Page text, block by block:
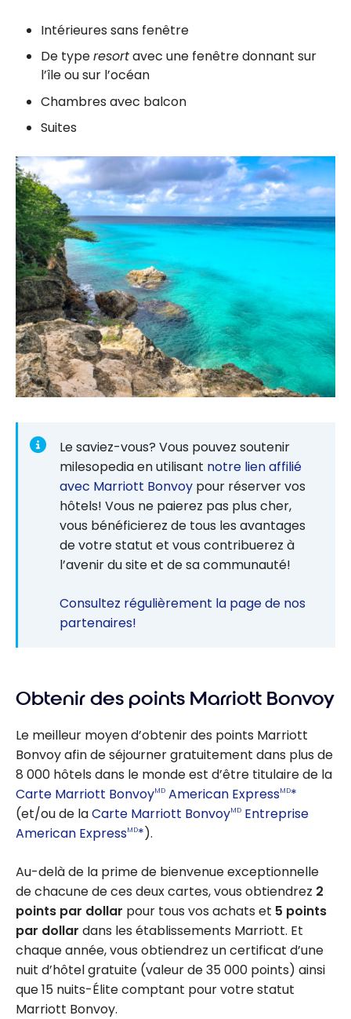
Intérieures sans fenêtre
De typeresortavec une fenêtre donnant sur
l’île ou sur l’océan
Chambres avec balcon
Suites
Le saviez-vous? Vous pouvez soutenir
milesopedia en utilisant notre lien affilié
avec Marriott Bonvoy pour réserver vos
hôtels! Vous ne paierez pas plus cher,
vous bénéficierez de tous les avantages
de votre statut et vous contribuerez à
l’avenir du site et de sa communauté!
Consultez régulièrement la page de nos
partenaires!
Obtenir des points Marriott Bonvoy
Le meilleur moyen d’obtenir des points Marriott
Bonvoy afin de séjourner gratuitement dans plus de
8 000 hôtels dans le monde est d’être titulaire de la
Carte Marriott BonvoyMD American ExpressMD*
(et/ou de laCarte Marriott BonvoyMD Entreprise
American ExpressMD*).
Au-delà de la prime de bienvenue exceptionnelle
de chacune de ces deux cartes, vous obtiendrez 2
points par dollar pour tous vos achats et 5 points
par dollar dans les établissements Marriott. Et
chaque année, vous obtiendrez un certificat d’une
nuit d’hôtel gratuite (valeur de 35 000 points) ainsi
que 15 nuits-Élite comptant pour votre statut
Marriott Bonvoy.